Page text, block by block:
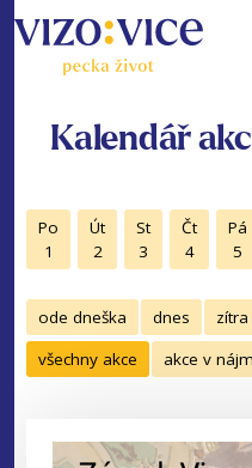
Kalendář
Po
1
Út
2
St
3
Čt
4
Pá
5
ode dneška dnes zítra
všechny akce
akce v